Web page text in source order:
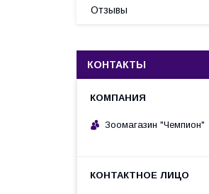
Отзывы
КОНТАКТЫ
Зоомагазин "Чемпион"